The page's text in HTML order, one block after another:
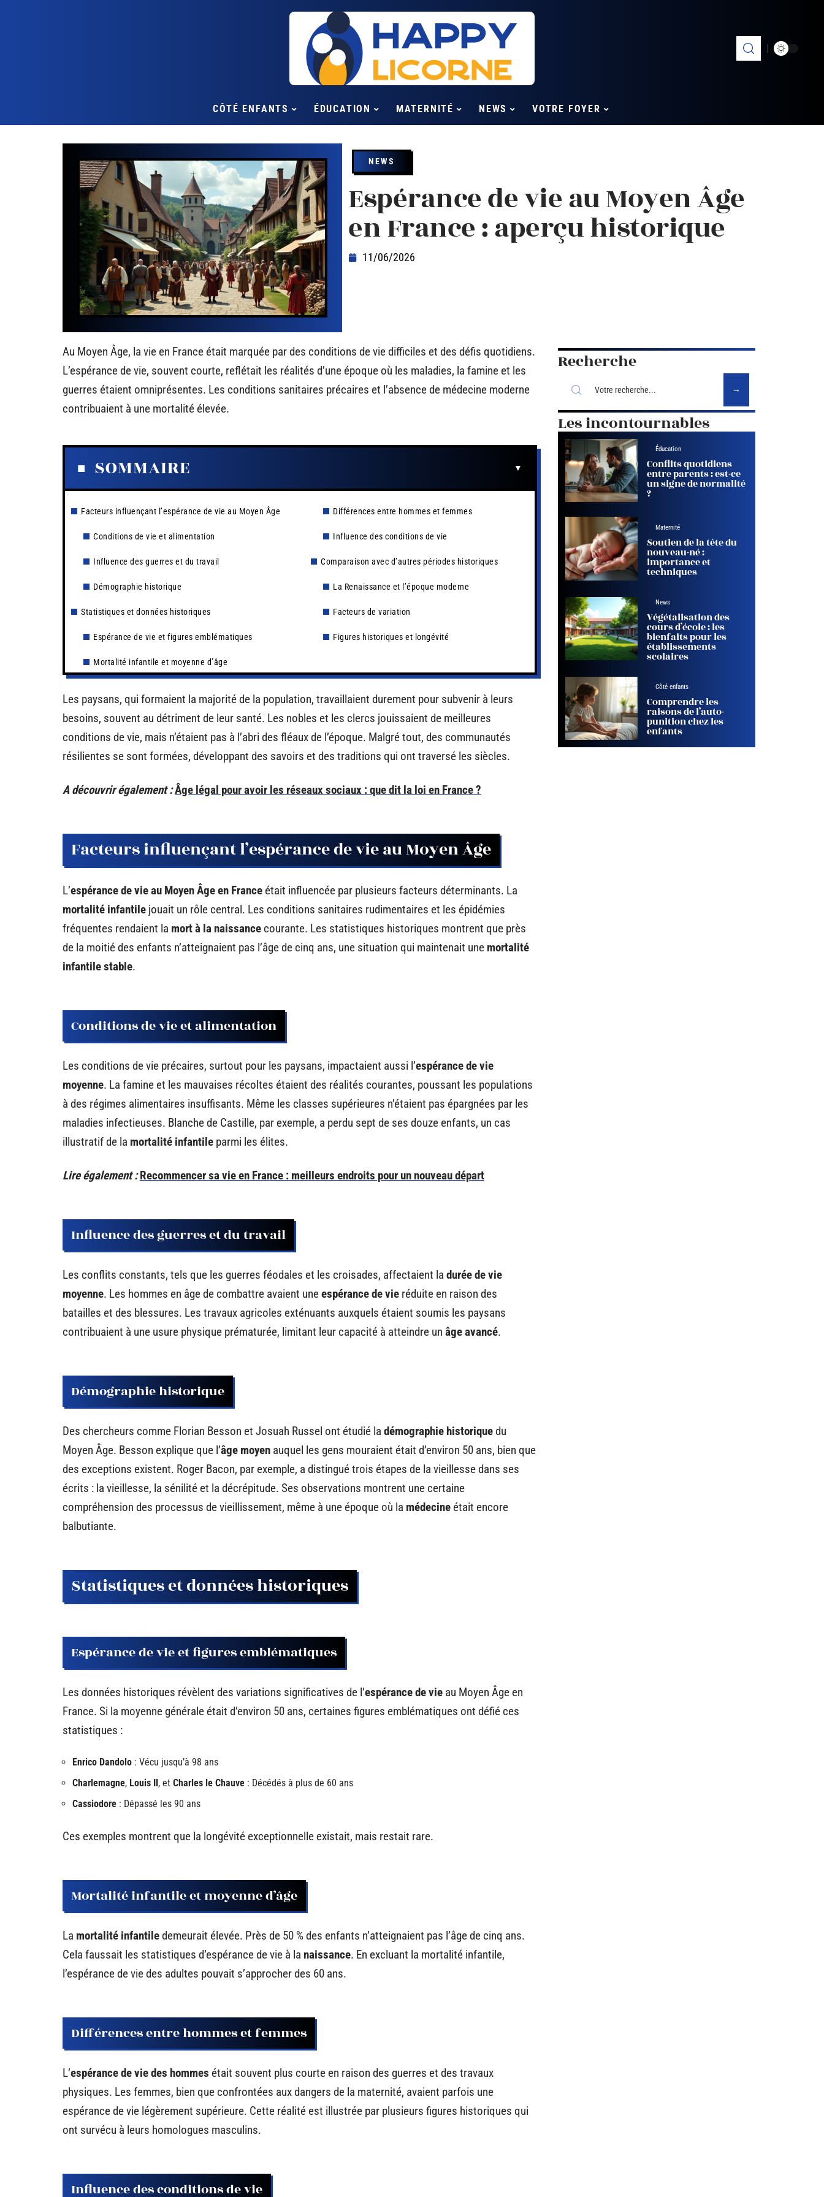
CÔTÉ ENFANTS ÉDUCATION MATERNITÉ NEWS VOTRE FOYER
NEWS
Espérance de vie au Moyen Âge
en France : aperçu historique
11/06/2026
Au Moyen Âge, la vie en France était marquée par des conditions de vie difficiles et des défis quotidiens.
L’espérance de vie, souvent courte, reflétait les réalités d’une époque où les maladies, la famine et les
guerres étaient omniprésentes. Les conditions sanitaires précaires et l’absence de médecine moderne
contribuaient à une mortalité élevée.
SOMMAIRE
Facteurs influençant l’espérance de vie au Moyen Âge
Conditions de vie et alimentation
Influence des guerres et du travail
Démographie historique
Statistiques et données historiques
Espérance de vie et figures emblématiques
Mortalité infantile et moyenne d’âge
Différences entre hommes et femmes
Influence des conditions de vie
Comparaison avec d’autres périodes historiques
La Renaissance et l’époque moderne
Facteurs de variation
Figures historiques et longévité
Les paysans, qui formaient la majorité de la population, travaillaient durement pour subvenir à leurs
besoins, souvent au détriment de leur santé. Les nobles et les clercs jouissaient de meilleures
conditions de vie, mais n’étaient pas à l’abri des fléaux de l’époque. Malgré tout, des communautés
résilientes se sont formées, développant des savoirs et des traditions qui ont traversé les siècles.
A découvrir également :Âge légal pour avoir les réseaux sociaux : que dit la loi en France ?
Facteurs influençant l’espérance de vie au Moyen Âge
L’espérance de vie au Moyen Âge en France était influencée par plusieurs facteurs déterminants. La
mortalité infantile jouait un rôle central. Les conditions sanitaires rudimentaires et les épidémies
fréquentes rendaient la mort à la naissance courante. Les statistiques historiques montrent que près
de la moitié des enfants n’atteignaient pas l’âge de cinq ans, une situation qui maintenait une mortalité
infantile stable.
Conditions de vie et alimentation
Les conditions de vie précaires, surtout pour les paysans, impactaient aussi l’espérance de vie
moyenne. La famine et les mauvaises récoltes étaient des réalités courantes, poussant les populations
à des régimes alimentaires insuffisants. Même les classes supérieures n’étaient pas épargnées par les
maladies infectieuses. Blanche de Castille, par exemple, a perdu sept de ses douze enfants, un cas
illustratif de la mortalité infantile parmi les élites.
Lire également : Recommencer sa vie en France : meilleurs endroits pour un nouveau départ
Influence des guerres et du travail
Les conflits constants, tels que les guerres féodales et les croisades, affectaient la durée de vie
moyenne. Les hommes en âge de combattre avaient uneespérance de vie réduite en raison des
batailles et des blessures. Les travaux agricoles exténuants auxquels étaient soumis les paysans
contribuaient à une usure physique prématurée, limitant leur capacité à atteindre un âge avancé.
Démographie historique
Des chercheurs comme Florian Besson et Josuah Russel ont étudié la démographie historiquedu
Moyen Âge. Besson explique que l’âge moyen auquel les gens mouraient était d’environ 50 ans, bien que
des exceptions existent. Roger Bacon, par exemple, a distingué trois étapes de la vieillesse dans ses
écrits : la vieillesse, la sénilité et la décrépitude. Ses observations montrent une certaine
compréhension des processus de vieillissement, même à une époque où la médecine était encore
balbutiante.
Statistiques et données historiques
Espérance de vie et figures emblématiques
Les données historiques révèlent des variations significatives de l’espérance de vie au Moyen Âge en
France. Si la moyenne générale était d’environ 50 ans, certaines figures emblématiques ont défié ces
statistiques :
Enrico Dandolo : Vécu jusqu’à 98 ans
Charlemagne, Louis II, et Charles le Chauve : Décédés à plus de 60 ans
Cassiodore : Dépassé les 90 ans
Ces exemples montrent que la longévité exceptionnelle existait, mais restait rare.
Mortalité infantile et moyenne d’âge
La mortalité infantiledemeurait élevée. Près de 50 % des enfants n’atteignaient pas l’âge de cinq ans.
Cela faussait les statistiques d’espérance de vie à la naissance. En excluant la mortalité infantile,
l’espérance de vie des adultes pouvait s’approcher des 60 ans.
Différences entre hommes et femmes
L’espérance de vie des hommes était souvent plus courte en raison des guerres et des travaux
physiques. Les femmes, bien que confrontées aux dangers de la maternité, avaient parfois une
espérance de vie légèrement supérieure. Cette réalité est illustrée par plusieurs figures historiques qui
ont survécu à leurs homologues masculins.
Influence des conditions de vie
Recherche
Les incontournables
Éducation
Conflits quotidiens
entre parents : est-ce
un signe de normalité
?
Maternité
Soutien de la tête du
nouveau-né :
importance et
techniques
News
Végétalisation des
cours d’école : les
bienfaits pour les
établissements
scolaires
Côté enfants
Comprendre les
raisons de l’auto-
punition chez les
enfants